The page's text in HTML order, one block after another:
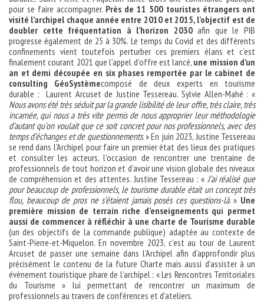
pour se faire accompagner. Près de 11 500 touristes étrangers ont
visité l’archipel chaque année entre 2010 et 2015, l’objectif est de
doubler cette fréquentation à l’horizon 2030afin que le PIB
progresse également de 25 à 30%. Le temps du Covid et des différents
confinements vient toutefois perturber ces premiers élans et c’est
finalement courant 2021 que l’appel d’offre est lancé, une mission d’un
an et demi découpée en six phases remportée par le cabinet de
consulting GéoSystèmecomposé de deux experts en tourisme
durable : Laurent Arcuset de Justine Tessereau. Sylvie Allen-Mahé : «
Nous avons été très séduit par la grande lisibilité de leur offre, très claire, très
incarnée, qui nous a très vite permis de nous approprier leur méthodologie
d’autant qu’on voulait que ce soit concret pour nos professionnels, avec des
temps d’échanges et de questionnements. » En juin 2023, Justine Tessereau
se rend dans l’Archipel pour faire un premier état des lieux des pratiques
et consulter les acteurs, l’occasion de rencontrer une trentaine de
professionnels de tout horizon et d’avoir une vision globale des niveaux
de compréhension et des attentes. Justine Tessereau : « J’ai réalisé que
pour beaucoup de professionnels, le tourisme durable était un concept très
flou, beaucoup de pros ne s’étaient jamais posés ces questions-là. » Une
première mission de terrain riche d’enseignements qui permet
aussi de commencer à réfléchir à une charte de Tourisme durable
(un des objectifs de la commande publique) adaptée au contexte de
Saint-Pierre-et-Miquelon. En novembre 2023, c’est au tour de Laurent
Arcuset de passer une semaine dans l’Archipel afin d’approfondir plus
précisément le contenu de la future Charte mais aussi d’assister à un
évènement touristique phare de l’archipel : « Les Rencontres Territoriales
du Tourisme » lui permettant de rencontrer un maximum de
professionnels au travers de conférences et d’ateliers.